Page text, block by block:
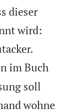
dieser
wird:
im Buch
soll
wohne